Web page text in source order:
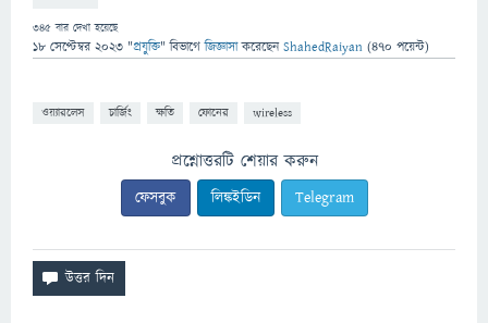
345 বার দেখা হয়েছে
18 সেপ্টেম্বর 2023 "প্রযুক্তি" বিভাগে জিজ্ঞাসাকরেছেনShahedRaiyan (470 পয়েন্ট)
ওয়্যারলেস চার্জিং ক্ষতি ফোনের wireless
প্রশ্নোত্তরটি শেয়ার করুন
ফেসবুক লিঙ্কইডিন Telegram